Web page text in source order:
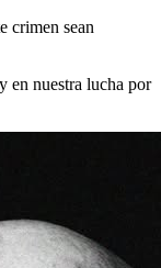
crimen sean
en nuestra lucha por